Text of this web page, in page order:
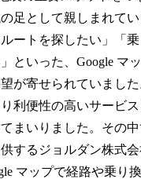
足として親しまれて
ートを探したい」「
といった、Google マ
が寄せられていまし
利便性の高いサービ
まいりました。その
するジョルダン株式
マップで経路や乗り